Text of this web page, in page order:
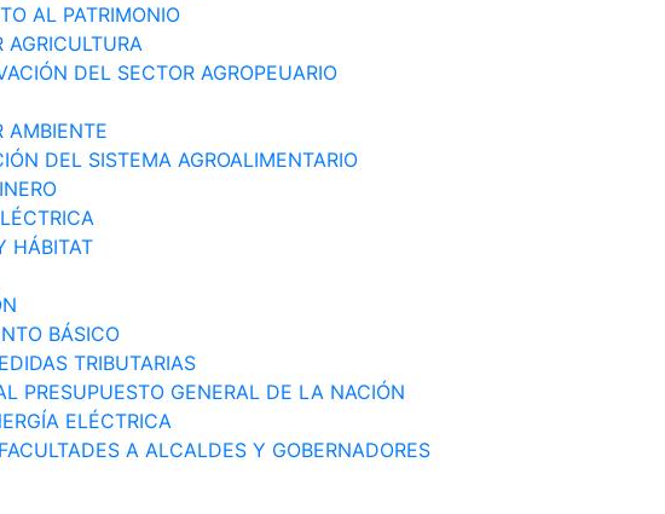
AL PATRIMONIO
DEL SECTOR AGROPEUARIO
AMBIENTE
DEL SISTEMA AGROALIMENTARIO
HÁBITAT
BÁSICO
TRIBUTARIAS
PRESUPUESTO GENERAL DE LA NACIÓN
ELÉCTRICA
A ALCALDES Y GOBERNADORES